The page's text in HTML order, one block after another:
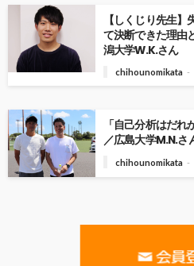
【しくじり先生
て決断できた理
潟大学W.K.さん
chihounomikata
「自己分析はだ
／広島大学M.N.さ
chihounomikata